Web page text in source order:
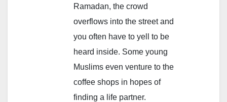
Ramadan, the crowd
overflows into the street and
you often have to yell to be
heard inside. Some young
Muslims even venture to the
coffee shops in hopes of
finding a life partner.